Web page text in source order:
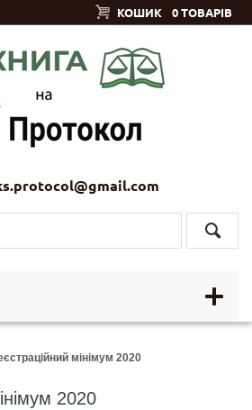
КОШИК 0 ТОВАРІВ
мінімум 2020
2020